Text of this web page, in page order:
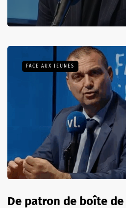
FACE AUX JEUNES
De patron de boîte